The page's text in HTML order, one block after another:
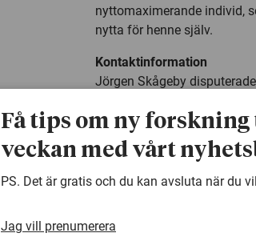
nyttomaximerande individ,
nytta för henne själv.
Kontaktinformation
Jörgen Skågeby
warning Denna artikel är
samma ämne. Använd
Få tips om ny forskning
veckan med vårt
PS. Det är gratis och du kan avsluta när du
Jag vill prenumerera